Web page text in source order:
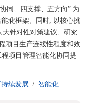
同、四支撑、五方向” 为
化框架。同时, 以核心挑
针对性对策建议。研究
项目生产连续性程度和效
项目管理智能化协同提
持续发展 / 智能化